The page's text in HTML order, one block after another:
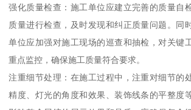
强化质量检查：施工单位应建立完善的质量自
质量进行检查，及时发现和纠正质量问题。同
单位应加强对施工现场的巡查和抽检，对关键
重点监控，确保施工质量符合要求。
注重细节处理：在施工过程中，注重对细节的
精度、灯光的角度和效果、装饰线条的平整度